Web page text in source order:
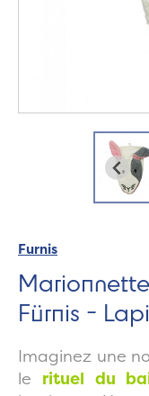
Furnis
Fürnis -
Imaginez une
le rituel du